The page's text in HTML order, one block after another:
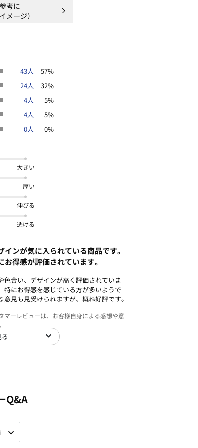
考に
メージ）
43人
57%
24人
32%
4人
5%
4人
5%
0人
0%
大きい
厚い
伸びる
透ける
ンが気に入られている商品です。
得感が評価されています。
合い、デザインが高く評価されていま
にお得感を感じている方が多いようで
見も見受けられますが、概ね好評です。
マーレビューは、お客様自身による感想や意
Q&A